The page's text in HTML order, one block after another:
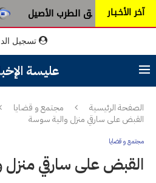
آخر الأخـبـار
من عبق الطرب الأصيل قرعة
تسجيل
عليسة
الصفحة الرئيسية
مجتمع و قضايا
القبض على سارقي منزل والية سوسة
مجتمع و قضايا
القبض على سارقي